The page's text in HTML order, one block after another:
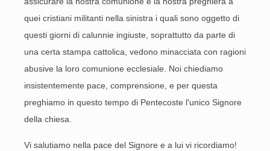
quei cristiani militanti nella sinistra i quali sono oggetto di
questi giorni di calunnie ingiuste, soprattutto da parte di
una certa stampa cattolica, vedono minacciata con ragioni
abusive la loro comunione ecclesiale. Noi chiediamo
insistentemente pace, comprensione, e per questa
preghiamo in questo tempo di Pentecoste l'unico Signore
della chiesa.
Vi salutiamo nella pace del Signore e a lui vi ricordiamo!